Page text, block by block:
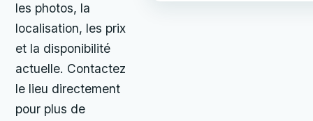
les photos, la
localisation, les prix
et la disponibilité
actuelle. Contactez
le lieu directement
pour plus de